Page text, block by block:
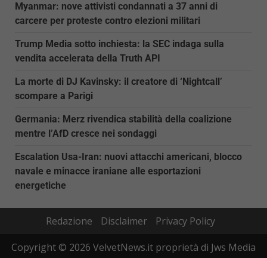
Myanmar: nove attivisti condannati a 37 anni di
carcere per proteste contro elezioni militari
Trump Media sotto inchiesta: la SEC indaga sulla
vendita accelerata della Truth API
La morte di DJ Kavinsky: il creatore di ‘Nightcall’
scompare a Parigi
Germania: Merz rivendica stabilità della coalizione
mentre l’AfD cresce nei sondaggi
Escalation Usa-Iran: nuovi attacchi americani, blocco
navale e minacce iraniane alle esportazioni
energetiche
Redazione Disclaimer
Privacy Policy
Copyright © 2026 VelvetNews.it proprietà di Jws Media